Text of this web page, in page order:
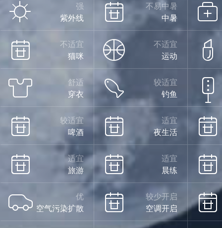
强
紫外线
不易中暑
中暑
不适宜
猫咪
不适宜
运动
舒适
穿衣
较适宜
钓鱼
较适宜
啤酒
适宜
夜生活
适宜
旅游
适宜
晨练
优
空气污染扩散
较少开启
空调开启